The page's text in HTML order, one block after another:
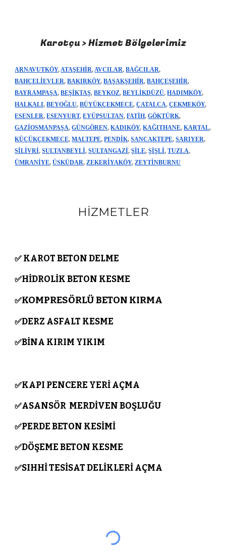
Karotçu > Hizmet Bölgelerimiz
ARNAVUTKÖY,ATAŞEHİR,AVCILAR,BAĞCILAR,
BAHÇELİEVLER,BAKIRKÖY,BAŞAKŞEHİR,BAHÇEŞEHİR,
BAYRAMPAŞA,BEŞİKTAŞ,BEYKOZ,BEYLİKDÜZÜ,HADIMKÖY,
HALKALI,BEYOĞLU,BÜYÜKÇEKMECE,ÇATALCA,ÇEKMEKÖY,
ESENLER,ESENYURT,EYÜPSULTAN,FATİH,GÖKTÜRK,
GAZİOSMANPAŞA,GÜNGÖREN,KADIKÖY,KAĞITHANE,KARTAL,
KÜÇÜKÇEKMECE,MALTEPE,PENDİK,SANCAKTEPE,SARIYER,
SİLİVRİ,SULTANBEYLİ,SULTANGAZİ,ŞİLE,ŞİŞLİ,TUZLA,
ÜMRANİYE,ÜSKÜDAR,ZEKERİYAKÖY,ZEYTİNBURNU
HİZMETLER
✅ KAROT BETON DELME
✅HİDROLİK BETON KESME
✅KOMPRESÖRLÜ BETON KIRMA
✅DERZ ASFALT KESME
✅BİNA KIRIM YIKIM
✅KAPI PENCERE YERİ AÇMA
✅ASANSÖR MERDİVEN BOŞLUĞU
✅PERDE BETON KESİMİ
✅DÖŞEME BETON KESME
✅SIHHİ TESİSAT DELİKLERİ AÇMA